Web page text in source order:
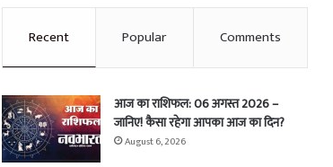
Recent Popular Comments
आज का राशिफल: 06 अगस्त 2026 –
जानिए! कैसा रहेगा आपका आज का दिन?
August 6, 2026